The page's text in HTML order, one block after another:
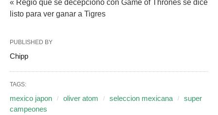
« Regio que se decepcionó con Game of Thrones se dice
listo para ver ganar a Tigres
PUBLISHED BY
Chipp
TAGS:
mexico japon oliver atom seleccion mexicana
super
campeones